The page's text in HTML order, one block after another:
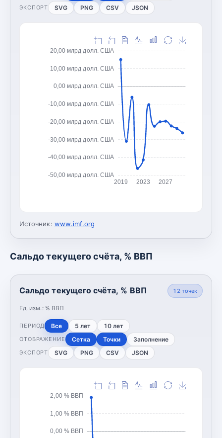
ЭКСПОРТ SVG PNG CSV JSON
-50,00 млрд долл. США
-40,00 млрд долл. США
-30,00 млрд долл. США
-20,00 млрд долл. США
-10,00 млрд долл. США
0,00 млрд долл. США
10,00 млрд долл. США
20,00 млрд долл. США
2019 2023 2027
Источник: www.imf.org
Сальдо текущего счёта, % ВВП
Сальдо текущего счёта, % ВВП
Ед. изм.: % ВВП
12 точек
ПЕРИОД Все 5 лет 10 лет
ОТОБРАЖЕНИЕ Сетка Точки Заполнение
ЭКСПОРТ SVG PNG CSV JSON
0,00 % ВВП
1,00 % ВВП
2,00 % ВВП